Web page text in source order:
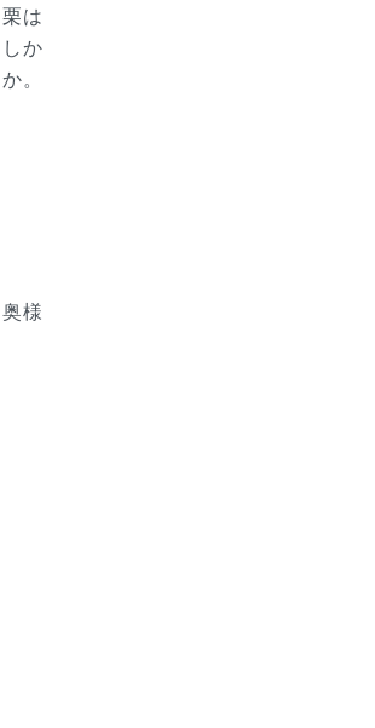
は
か
。
様